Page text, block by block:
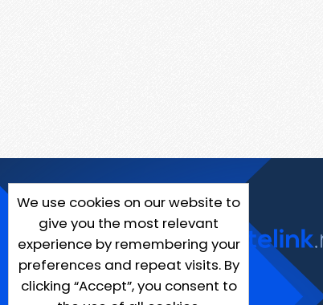
We use cookies on our website to
give you the most relevant
experience by remembering your
preferences and repeat visits. By
clicking “Accept”, you consent to